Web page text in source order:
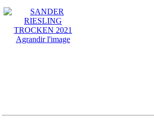
Agrandir l'image